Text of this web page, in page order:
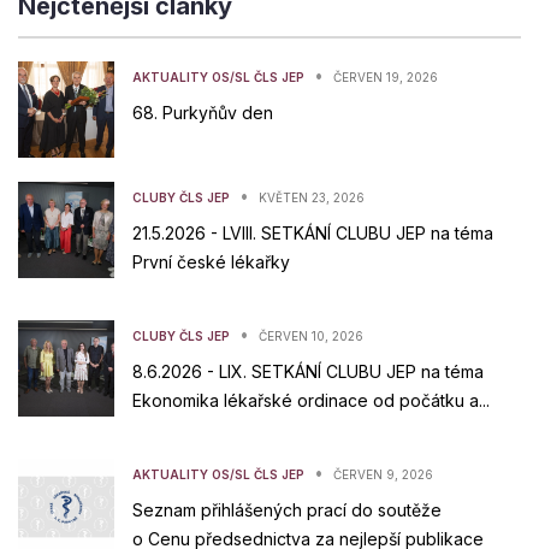
Nejčtenější články
AKTUALITY OS/SL ČLS JEP • ČERVEN 19, 2026
68. Purkyňův den
CLUBY ČLS JEP • KVĚTEN 23, 2026
21.5.2026 - LVIII. SETKÁNÍ CLUBU JEP na téma
První české lékařky
CLUBY ČLS JEP • ČERVEN 10, 2026
8.6.2026 - LIX. SETKÁNÍ CLUBU JEP na téma
Ekonomika lékařské ordinace od počátku a...
AKTUALITY OS/SL ČLS JEP • ČERVEN 9, 2026
Seznam přihlášených prací do soutěže
o Cenu předsednictva za nejlepší publikace